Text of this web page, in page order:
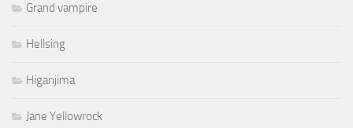
Grand vampire
Hellsing
Higanjima
Jane Yellowrock